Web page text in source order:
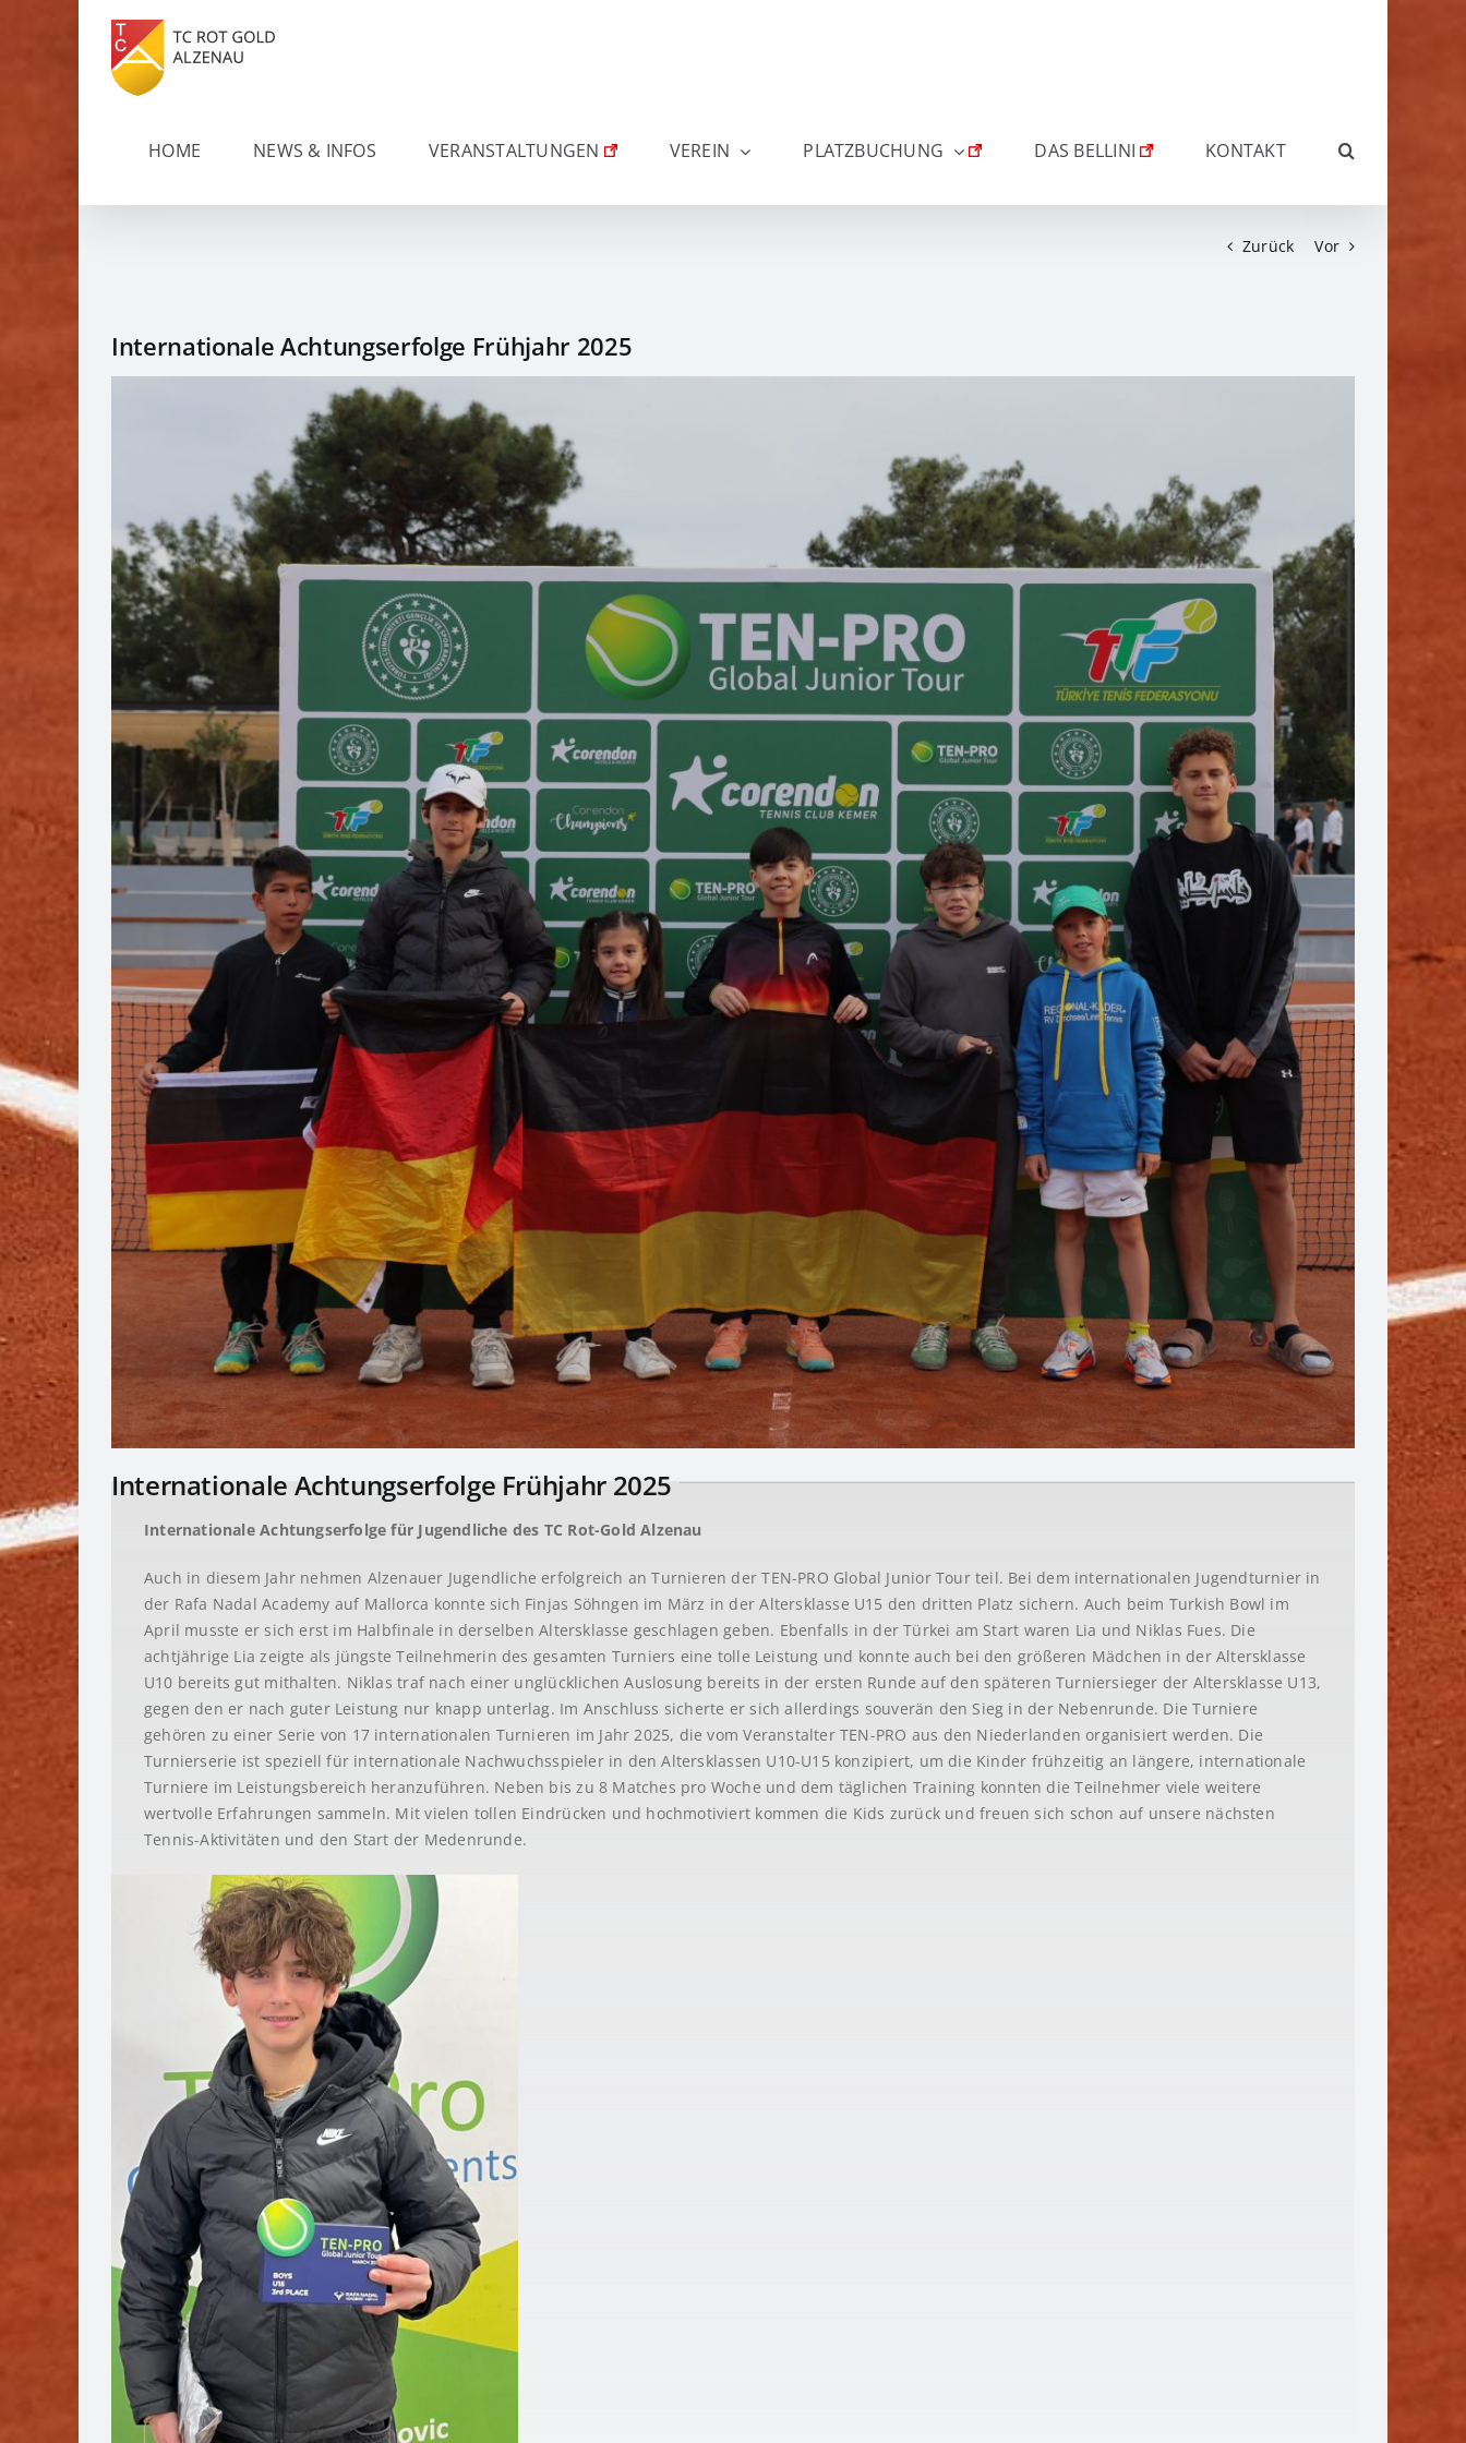
HOME NEWS & INFOS VERANSTALTUNGEN VEREIN PLATZBUCHUNG DAS BELLINI KONTAKT
Zurück Vor
Internationale Achtungserfolge Frühjahr 2025
Internationale Achtungserfolge Frühjahr 2025
Internationale Achtungserfolge für Jugendliche des TC Rot-Gold Alzenau
Auch in diesem Jahr nehmen Alzenauer Jugendliche erfolgreich an Turnieren der TEN-PRO Global Junior Tour teil. Bei dem internationalen Jugendturnier in
der Rafa Nadal Academy auf Mallorca konnte sich Finjas Söhngen im März in der Altersklasse U15 den dritten Platz sichern. Auch beim Turkish Bowl im
April musste er sich erst im Halbfinale in derselben Altersklasse geschlagen geben. Ebenfalls in der Türkei am Start waren Lia und Niklas Fues. Die
achtjährige Lia zeigte als jüngste Teilnehmerin des gesamten Turniers eine tolle Leistung und konnte auch bei den größeren Mädchen in der Altersklasse
U10 bereits gut mithalten. Niklas traf nach einer unglücklichen Auslosung bereits in der ersten Runde auf den späteren Turniersieger der Altersklasse U13,
gegen den er nach guter Leistung nur knapp unterlag. Im Anschluss sicherte er sich allerdings souverän den Sieg in der Nebenrunde. Die Turniere
gehören zu einer Serie von 17 internationalen Turnieren im Jahr 2025, die vom Veranstalter TEN-PRO aus den Niederlanden organisiert werden. Die
Turnierserie ist speziell für internationale Nachwuchsspieler in den Altersklassen U10-U15 konzipiert, um die Kinder frühzeitig an längere, internationale
Turniere im Leistungsbereich heranzuführen. Neben bis zu 8 Matches pro Woche und dem täglichen Training konnten die Teilnehmer viele weitere
wertvolle Erfahrungen sammeln. Mit vielen tollen Eindrücken und hochmotiviert kommen die Kids zurück und freuen sich schon auf unsere nächsten
Tennis-Aktivitäten und den Start der Medenrunde.